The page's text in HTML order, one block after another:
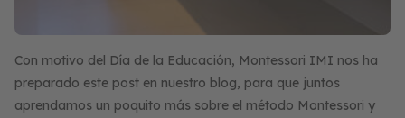
Con motivo del Día de la Educación, Montessori IMI nos ha
preparado este post en nuestro blog, para que juntos
aprendamos un poquito más sobre el método Montessori y